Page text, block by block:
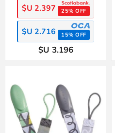
$U 2.397 25% OFF
$U 2.716 15% OFF
$U 3.196